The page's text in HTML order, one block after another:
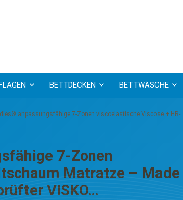
BETTDECKEN BETTWÄSCHE
anpassungsfähige 7-Zonen viscoelastische Viscose + HR-
7-Zonen
Matratze – Made
VISKO…